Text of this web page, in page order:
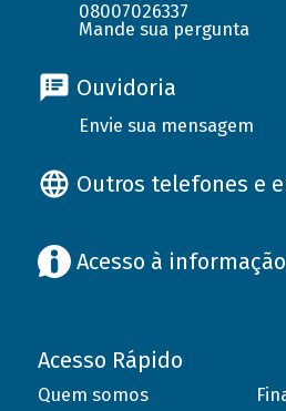
08007026337
Mande sua pergunta
Ouvidoria
Envie sua mensagem
Outros telefones e
Acesso à informação
Acesso Rápido
Quem somos